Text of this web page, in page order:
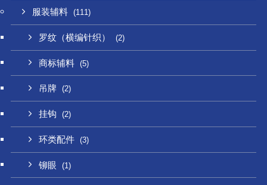
服装辅料 (111)
罗纹（横编针织） (2)
商标辅料 (5)
吊牌 (2)
挂钩 (2)
环类配件 (3)
铆眼 (1)